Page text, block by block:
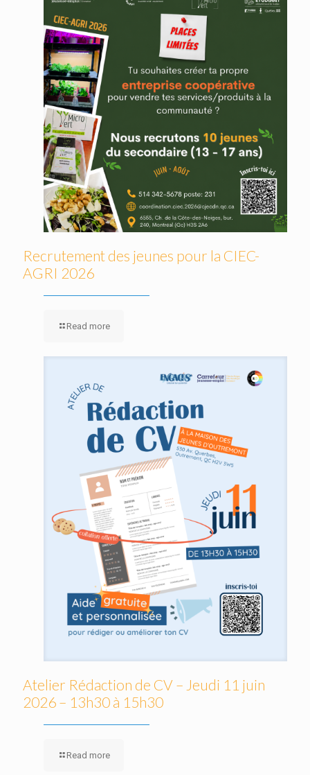
Recrutement des jeunes pour la CIEC-
AGRI 2026
Read more
Atelier Rédaction de CV – Jeudi 11 juin
2026 – 13h30 à 15h30
Read more